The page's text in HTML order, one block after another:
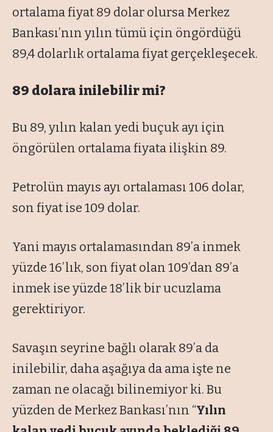
ortalama fiyat 89 dolar olursa Merkez
Bankası’nın yılın tümü için öngördüğü
89,4 dolarlık ortalama fiyat gerçekleşecek.
89 dolara inilebilir mi?
Bu 89, yılın kalan yedi buçuk ayı için
öngörülen ortalama fiyata ilişkin 89.
Petrolün mayıs ayı ortalaması 106 dolar,
son fiyat ise 109 dolar.
Yani mayıs ortalamasından 89’a inmek
yüzde 16’lık, son fiyat olan 109’dan 89’a
inmek ise yüzde 18’lik bir ucuzlama
gerektiriyor.
Savaşın seyrine bağlı olarak 89’a da
inilebilir, daha aşağıya da ama işte ne
zaman ne olacağı bilinemiyor ki. Bu
yüzden de Merkez Bankası’nın “Yılın